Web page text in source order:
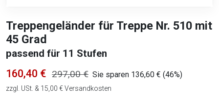
Treppengeländer für Treppe Nr. 510 mit
45 Grad
passend für 11 Stufen
160,40 € 297,00 € Sie sparen 136,60 € (46%)
zzgl. USt. & 15,00 € Versandkosten